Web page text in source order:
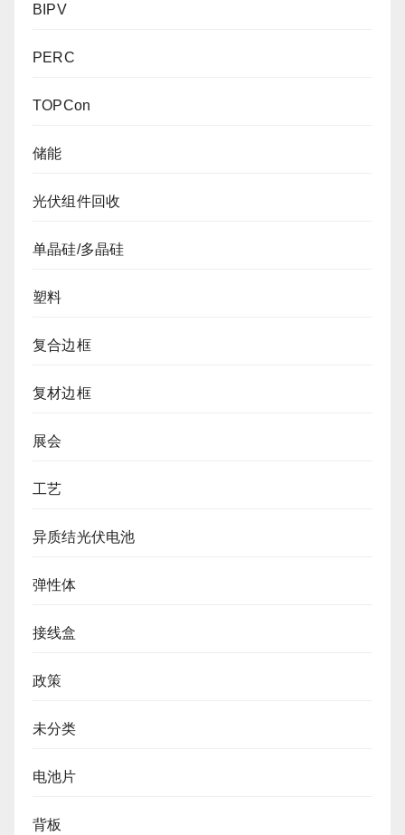
BIPV
PERC
TOPCon
储能
光伏组件回收
单晶硅/多晶硅
塑料
复合边框
复材边框
展会
工艺
异质结光伏电池
弹性体
接线盒
政策
未分类
电池片
背板